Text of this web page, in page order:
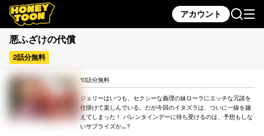
アカウント
悪ふざけの代償
2話分無料
10話分無料
ジェリーはいつも、セクシーな義理の妹ローラにエッチな冗談を
仕掛けて楽しんでいる。だが今回のイタズラは、ついに一線を越
えてしまった！ バレンタインデーに待ち受けるのは、予想もしな
いサプライズか…？